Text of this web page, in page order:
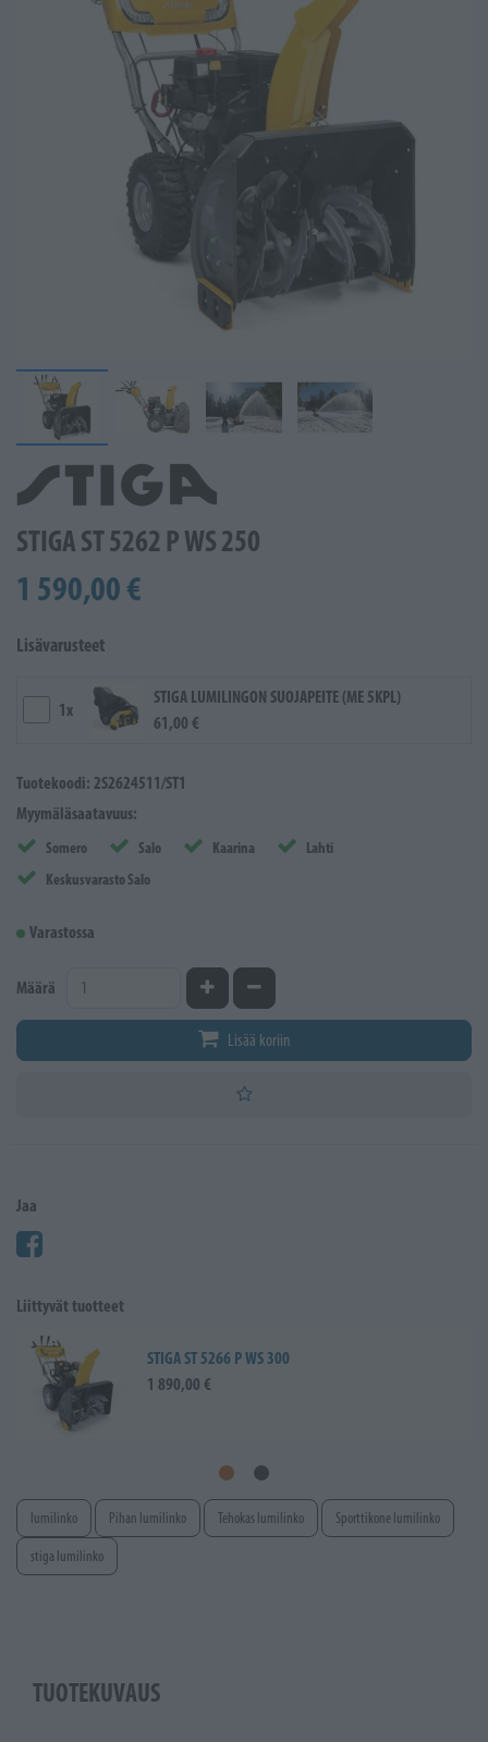
STIGA ST 5262 P WS 250
1 590,00 €
Lisävarusteet
1x
STIGA LUMILINGON SUOJAPEITE (ME 5KPL)
61,00 €
Tuotekoodi: 2S2624511/ST1
Myymäläsaatavuus:
Somero Salo Kaarina
Lahti
Keskusvarasto Salo
Varastossa
Määrä Kasvata määrääVähennä määrää
Lisää koriin
Jaa
Liittyvät tuotteet
STIGA ST 5266 P WS 300
1 890,00 €
lumilinko Pihan lumilinko Tehokas lumilinko Sporttikone lumilinko
stiga lumilinko
TUOTEKUVAUS